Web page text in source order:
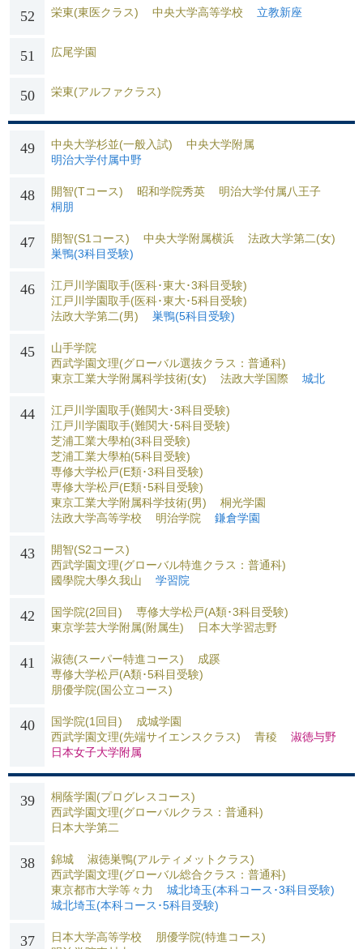
52 栄東(東医クラス) 中央大学高等学校 立教新座
51 広尾学園
50 栄東(アルファクラス)
49 中央大学杉並(一般入試)
中央大学附属
明治大学付属中野
48 開智(Tコース) 昭和学院秀英
明治大学付属八王子
桐朋
47 開智(S1コース) 中央大学附属横浜
法政大学第二(女)
巣鴨(3科目受験)
46
江戸川学園取手(医科･東大･3科目受験)
江戸川学園取手(医科･東大･5科目受験)
法政大学第二(男)
巣鴨(5科目受験)
45
山手学院
西武学園文理(グローバル選抜クラス：普通科)
東京工業大学附属科学技術(女)
法政大学国際 城北
44
江戸川学園取手(難関大･3科目受験)
江戸川学園取手(難関大･5科目受験)
芝浦工業大學柏(3科目受験)
芝浦工業大學柏(5科目受験)
専修大学松戸(E類･3科目受験)
専修大学松戸(E類･5科目受験)
東京工業大学附属科学技術(男)
桐光学園
法政大学高等学校
明治学院 鎌倉学園
43
開智(S2コース)
西武学園文理(グローバル特進クラス：普通科)
國學院大學久我山
学習院
42 国学院(2回目)
専修大学松戸(A類･3科目受験)
東京学芸大学附属(附属生)
日本大学習志野
41 淑徳(スーパー特進コース)
成蹊
専修大学松戸(A類･5科目受験)
朋優学院(国公立コース)
40 国学院(1回目)
成城学園
西武学園文理(先端サイエンスクラス)
青稜
淑徳与野
日本女子大学附属
39
桐蔭学園(プログレスコース)
西武学園文理(グローバルクラス：普通科)
日本大学第二
38 錦城
淑徳巣鴨(アルティメットクラス)
西武学園文理(グローバル総合クラス：普通科)
東京都市大学等々力
城北埼玉(本科コース･3科目受験)
城北埼玉(本科コース･5科目受験)
37 日本大学高等学校
朋優学院(特進コース)